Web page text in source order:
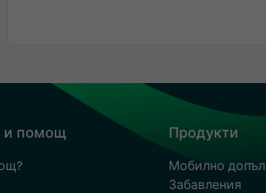
и помощ Продукти
Мобилно
Забавления